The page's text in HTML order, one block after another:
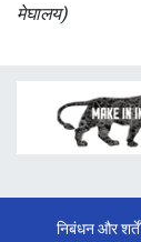
मेघालय)
निबंधन और शर्तें